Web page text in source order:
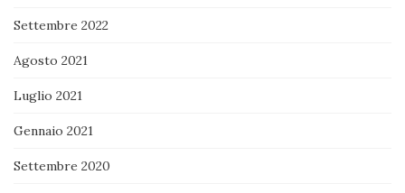
Settembre 2022
Agosto 2021
Luglio 2021
Gennaio 2021
Settembre 2020